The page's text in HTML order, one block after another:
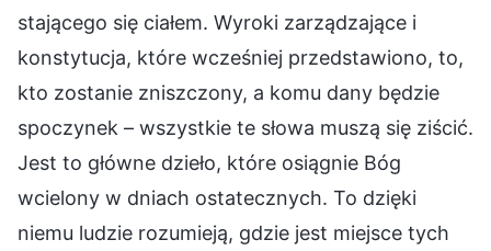
stającego się ciałem. Wyroki zarządzające i
konstytucja, które wcześniej przedstawiono, to,
kto zostanie zniszczony, a komu dany będzie
spoczynek – wszystkie te słowa muszą się ziścić.
Jest to główne dzieło, które osiągnie Bóg
wcielony w dniach ostatecznych. To dzięki
niemu ludzie rozumieją, gdzie jest miejsce tych